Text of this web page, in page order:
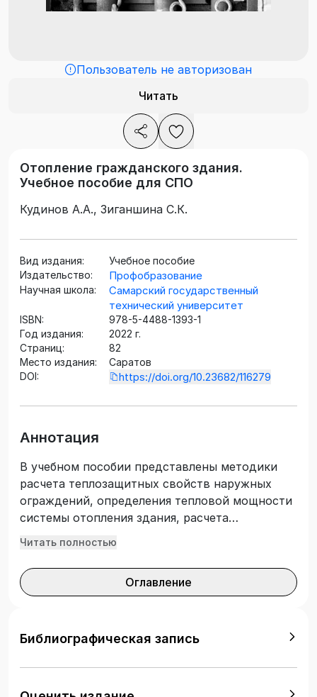
Пользователь не авторизован
Читать
Отопление гражданского здания.
Учебное пособие для СПО
Кудинов А.А., Зиганшина С.К.
Вид издания:
Учебное пособие
Издательство:
Профобразование
Научная школа:
Самарский государственный
технический университет
ISBN:
978-5-4488-1393-1
Год издания:
2022 г.
Страниц:
82
Место издания:
Саратов
DOI:
https://doi.org/10.23682/116279
Аннотация
В учебном пособии представлены методики
расчета теплозащитных свойств наружных
ограждений, определения тепловой мощности
системы отопления здания, расчета
поверхности нагрева и числа секций
принимаемого к установке в проектируемом
отапливаемом здании. Приведены таблицы и
изучении дисциплины «Водоподготовка,
среднего профессионального образования
13.02.02 «Теплоснабжение и тепло-техническое
Читать полностью
Оглавление
Библиографическая запись